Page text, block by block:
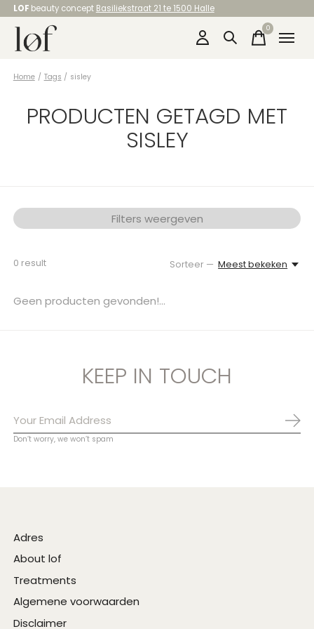
LOF beauty concept Basiliekstraat 21 te 1500 Halle
0items
Home / Tags / sisley
PRODUCTEN GETAGD MET
SISLEY
Filters weergeven
0 result Sorteer — Meest bekeken
Geen producten gevonden!...
KEEP IN TOUCH
Don’t worry, we won’t spam
Adres
About lof
Treatments
Algemene voorwaarden
Disclaimer